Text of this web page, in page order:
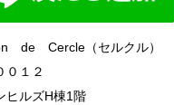
de Cercle（セルクル）
０１２
ヒルズH棟1階